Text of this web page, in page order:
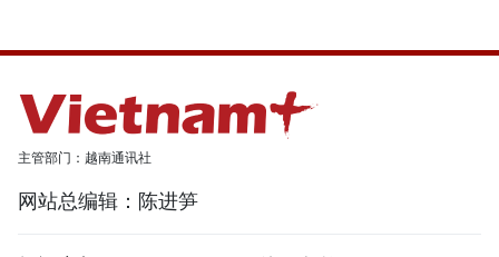
主管部门：越南通讯社
网站总编辑：陈进笋